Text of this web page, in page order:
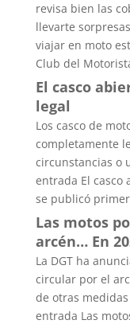
revisa bien las
llevarte
viajar en moto
Club del
El casco
legal
Los casco de
completamente
circunstancias o
entrada El casco
se publicó
Las motos
arcén… En
La DGT ha
circular por el
de otras
entrada Las